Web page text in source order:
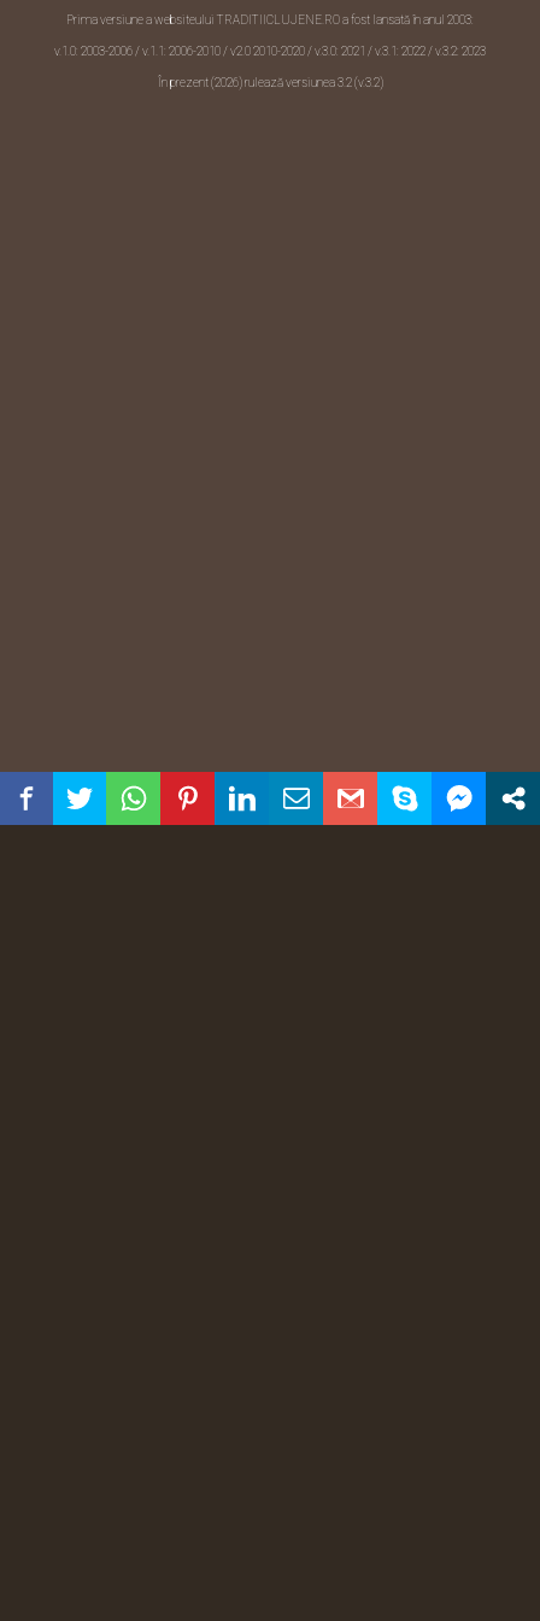
Prima versiune a websiteului TRADITIICLUJENE.RO a fost lansată în anul 2003:
v.1.0: 2003-2006 / v.1.1: 2006-2010 /v2.0 2010-2020 / v.3.0: 2021 / v.3.1: 2022 / v.3.2: 2023
În prezent (2026) rulează versiunea 3.2 (v.3.2)